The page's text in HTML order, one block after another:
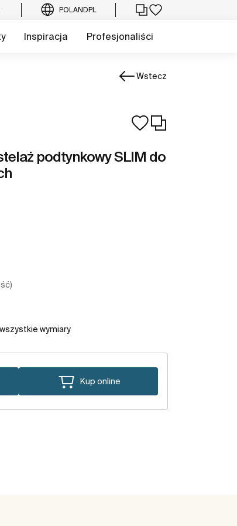
POLANDPL
Inspiracja Profesjonaliści
Wstecz
podtynkowy SLIM do
wymiary
Kup online